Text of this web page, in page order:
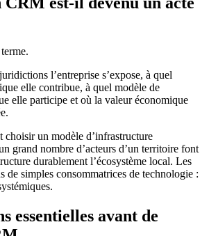
l’entreprise s’expose, à quel
elle contribue, à quel modèle de
elle participe et où la valeur économique
choisir un modèle d’infrastructure
grand nombre d’acteurs d’un territoire font
durablement l’écosystème local. Les
de simples consommatrices de technologie :
essentielles avant de